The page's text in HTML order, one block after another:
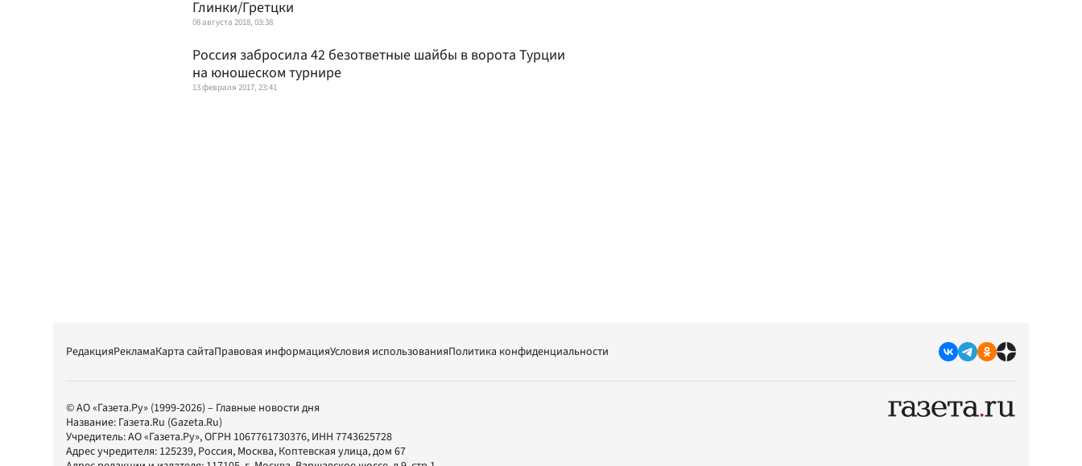
Глинки/Гретцки
08 августа 2018, 03:38
Россия забросила 42 безответные шайбы в ворота Турции
на юношеском турнире
13 февраля 2017, 23:41
РедакцияРекламаКарта сайтаПравовая информацияУсловия использованияПолитика конфиденциальности
© АО «Газета.Ру» (1999-2026) – Главные новости дня
Название: Газета.Ru (Gazeta.Ru)
Учредитель:АО «Газета.Ру», ОГРН 1067761730376, ИНН 7743625728
Адрес учредителя: 125239, Россия, Москва, Коптевская улица, дом 67